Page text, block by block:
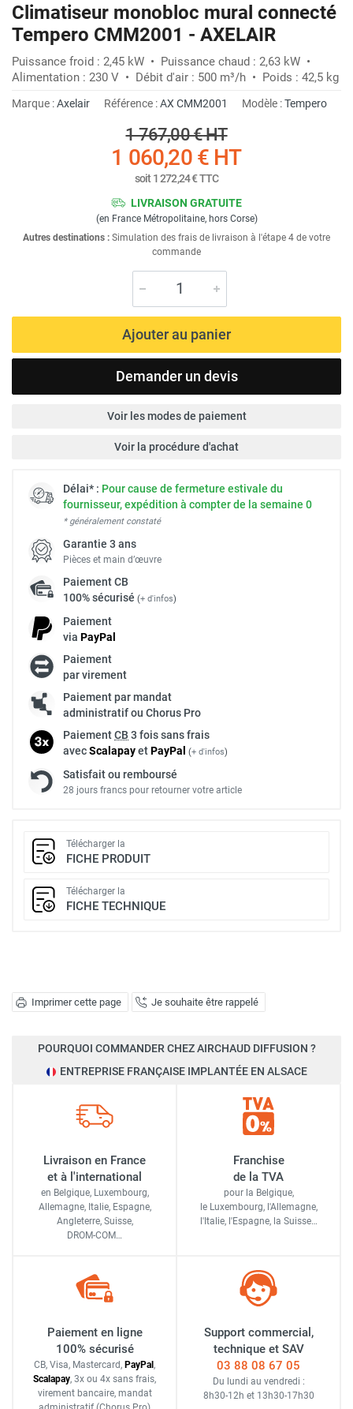
Imprimer cette page Je souhaite être rappelé
Climatiseur monobloc mural connecté
Tempero CMM2001 - AXELAIR
Puissance froid : 2,45 kW • Puissance chaud : 2,63 kW •
Alimentation : 230 V • Débit d'air : 500 m³/h • Poids : 42,5 kg
Marque :Axelair Référence :AX CMM2001 Modèle :Tempero
1 767,00 €HT
1 060,20 € HT
soit1 272,24 €TTC
LIVRAISON GRATUITE
(en France Métropolitaine, hors Corse)
Autres destinations : Simulation des frais de livraison à l'étape 4 de votre
commande
Ajouter au panier
Demander un devis
Voir les modes de paiement
Voir la procédure d'achat
Délai* : Pour cause de fermeture estivale du
fournisseur, expédition à compter de la semaine 0
* généralement constaté
Garantie 3 ans
Pièces et main d’œuvre
PaiementCB
100% sécurisé (+ d'infos)
Paiement
via PayPal
Paiement
par virement
Paiement par mandat
administratif ou Chorus Pro
PaiementCB 3 fois sans frais
avecScalapayetPayPal (+ d'infos)
Satisfait ou remboursé
28 jours francs pour retourner votre article
Télécharger la
FICHE PRODUIT
Télécharger la
FICHE TECHNIQUE
POURQUOI COMMANDER CHEZ AIRCHAUD DIFFUSION ?
ENTREPRISE FRANÇAISE IMPLANTÉE EN ALSACE
Livraison en France
et à l'international
en Belgique, Luxembourg,
Allemagne, Italie, Espagne,
Angleterre, Suisse,
DROM-COM…
Franchise
de la TVA
pour la Belgique,
le Luxembourg, l'Allemagne,
l'Italie, l'Espagne, la Suisse…
Paiement en ligne
100% sécurisé
CB, Visa, Mastercard, PayPal ,
Scalapay, 3x ou 4x sans frais,
virement bancaire, mandat
Support commercial,
technique et SAV
03 88 08 67 05
Du lundi au vendredi :
8h30-12h et 13h30-17h30